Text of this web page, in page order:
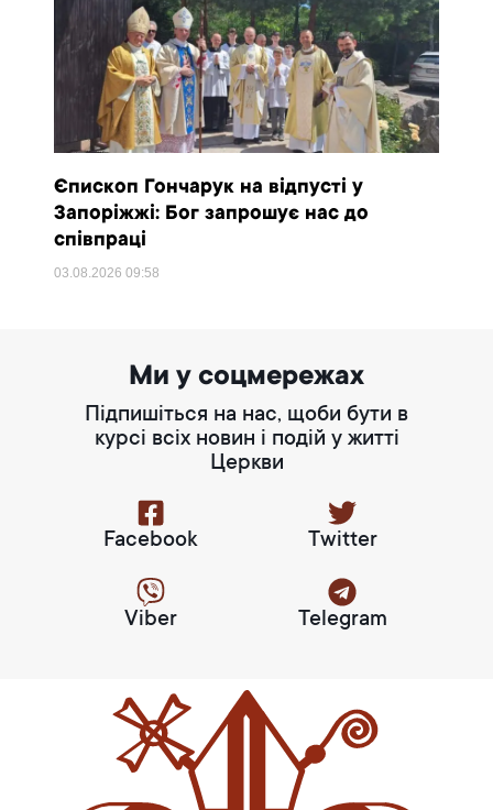
Єпископ Гончарук на відпусті у
Запоріжжі: Бог запрошує нас до
співпраці
03.08.202609:58
Ми у соцмережах
Підпишіться на нас, щоби бути в
курсі всіх новин і подій у житті
Церкви
Facebook Twitter
Viber Telegram